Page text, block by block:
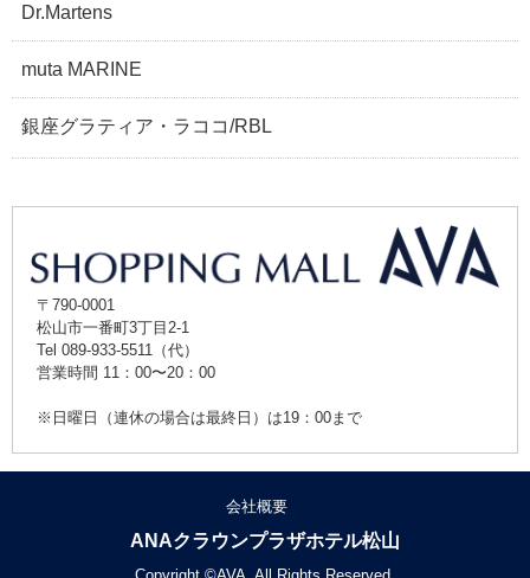
Dr.Martens
muta MARINE
銀座グラティア・ラココ/RBL
〒790-0001
松山市一番町3丁目2-1
Tel 089-933-5511（代）
営業時間 11：00〜20：00
※日曜日（連休の場合は最終日）は19：00まで
会社概要
ANAクラウンプラザホテル松山